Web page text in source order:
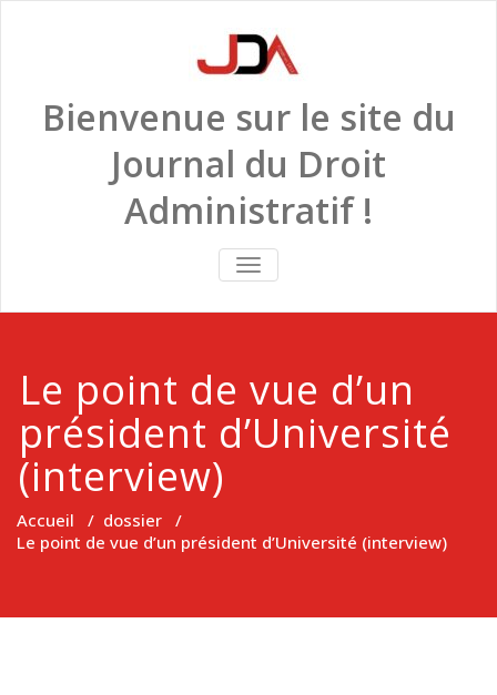
Bienvenue sur le site du
Journal du Droit
Administratif !
TOGGLE
NAVIGATION
Le point de vue d’un
président d’Université
(interview)
Accueil / dossier /
Le point de vue d’un président d’Université (interview)